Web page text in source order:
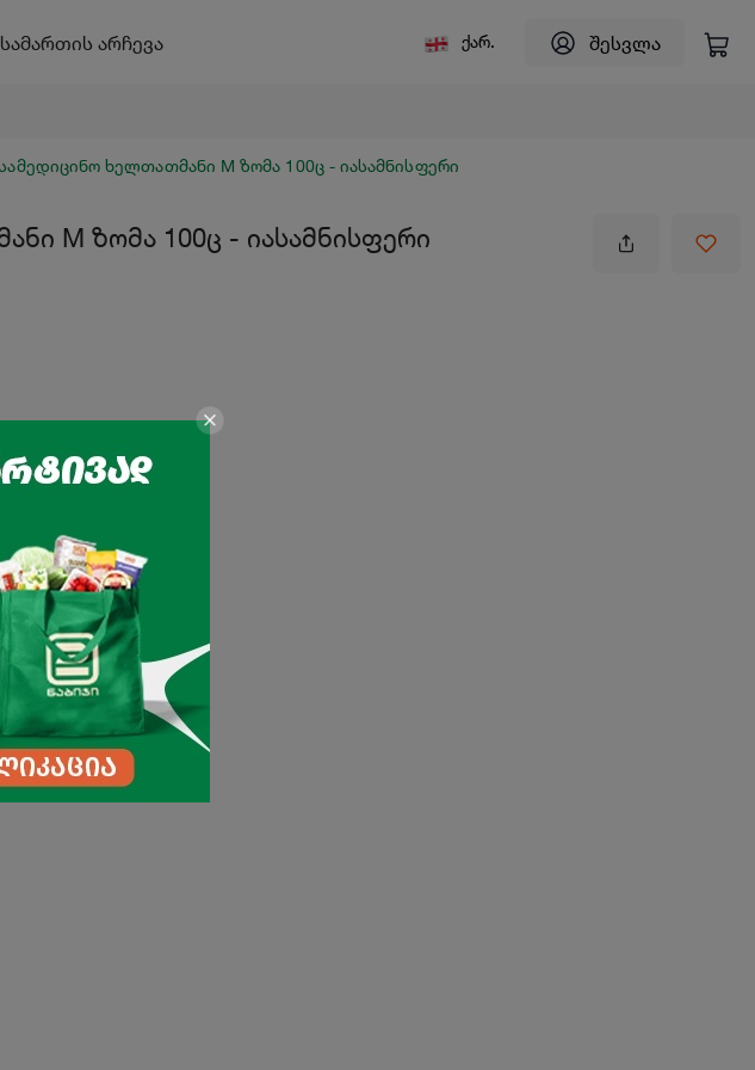
არჩევა ქარ. შესვლა
ხელთათმანი M ზომა 100ც - იასამნისფერი
M ზომა 100ც - იასამნისფერი